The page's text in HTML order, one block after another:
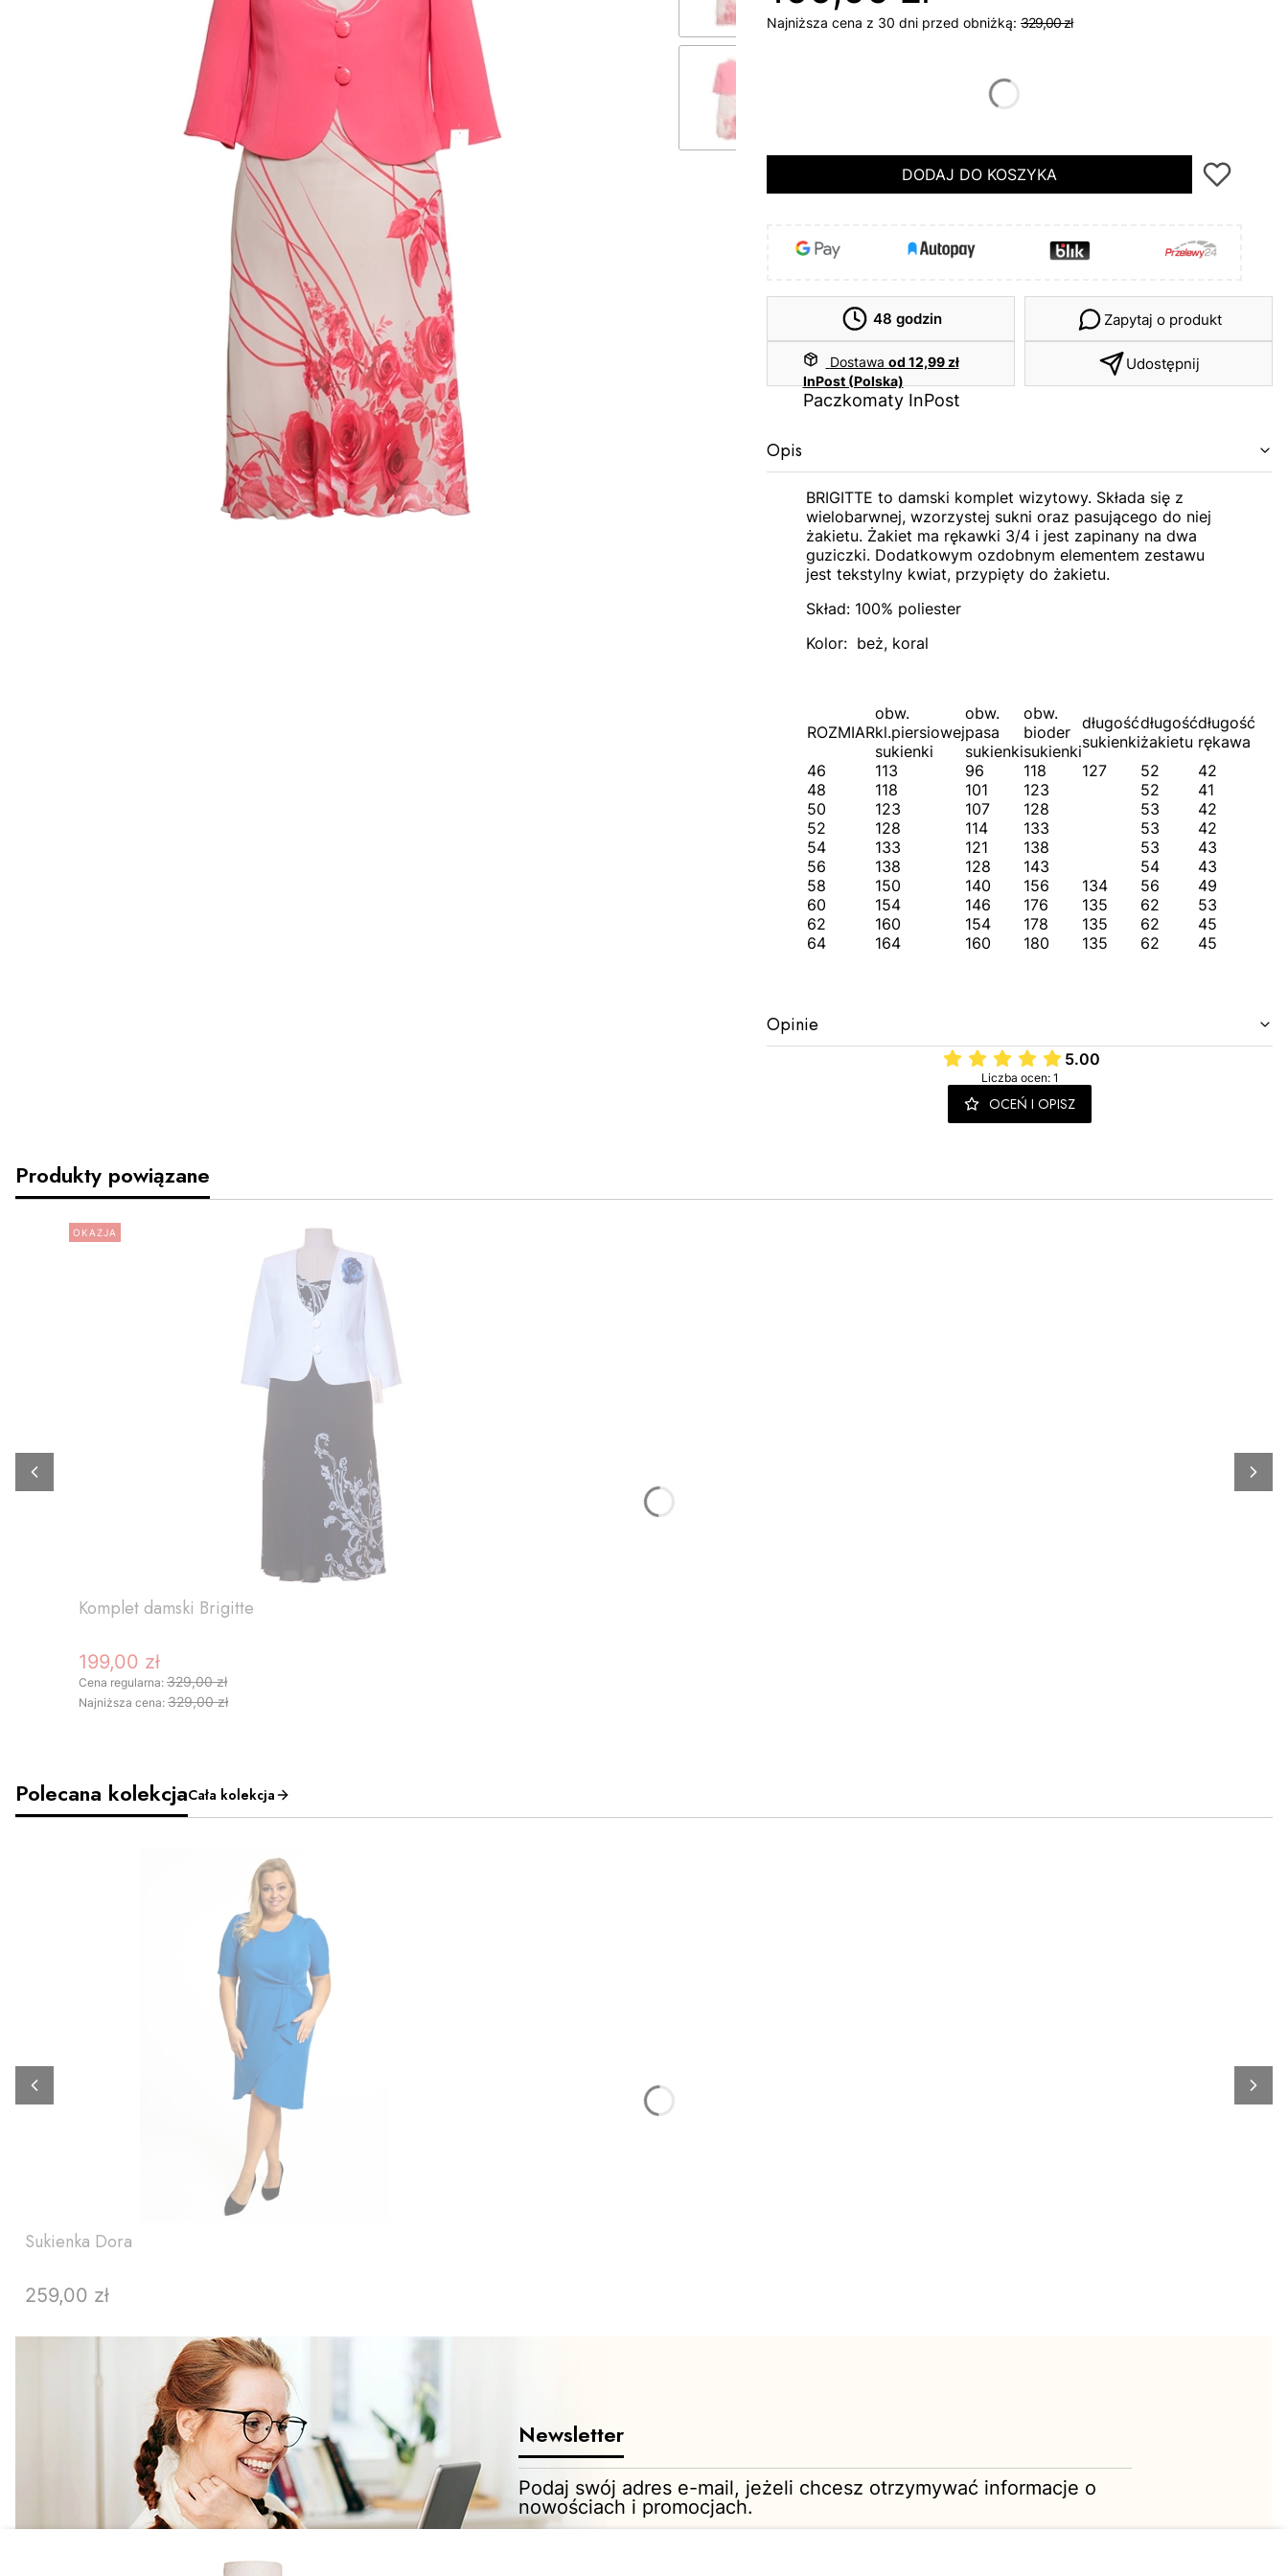
Najniższa cena z 30 dni przed obniżką: 329,00 zł
DODAJ DO KOSZYKA
48 godzin
Dostawa od 12,99 zł
InPost (Polska)
Paczkomaty InPost
Zapytaj o produkt
Udostępnij
Opis
BRIGITTE to damski komplet wizytowy. Składa się z
wielobarwnej, wzorzystej sukni oraz pasującego do niej
żakietu. Żakiet ma rękawki 3/4 i jest zapinany na dwa
guziczki. Dodatkowym ozdobnym elementem zestawu
jest tekstylny kwiat, przypięty do żakietu.
Skład: 100% poliester
Kolor: beż, koral
ROZMIAR
obw.
kl.piersiowej
sukienki
obw.
pasa
sukienki
obw.
bioder
sukienki
długość
sukienki
długość
żakietu
długość
rękawa
46
113 96 118 127 52
42
48
118 101 123 52
41
50
123 107 128 53
42
52
128 114 133 53
42
54
133 121 138 53
43
56
138 128 143 54
43
58
150 140 156 134 56
49
60
154 146 176 135 62
53
62
160 154 178 135 62
45
64
164 160 180 135 62 45
Opinie
5.00
Liczba ocen: 1
OCEŃ I OPISZ
Produkty powiązane
OKAZJA
Komplet damski Brigitte
Cena promocyjna
199,00 zł
Cena regularna: 329,00 zł
Najniższa cena: 329,00 zł
ZOBACZ PRODUKT
Polecana kolekcjaCała kolekcja
Sukienka Dora
Cena
259,00 zł
ZOBACZ PRODUKT
Newsletter
Podaj swój adres e-mail, jeżeli chcesz otrzymywać informacje o
nowościach i promocjach.